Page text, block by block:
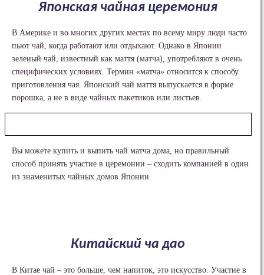
Японская чайная церемония
В Америке и во многих других местах по всему миру люди часто
пьют чай, когда работают или отдыхают. Однако в Японии
зеленый чай, известный как маття (матча), употребляют в очень
специфических условиях. Термин «матча» относится к способу
приготовления чая. Японский чай маття выпускается в форме
порошка, а не в виде чайных пакетиков или листьев.
Вы можете купить и выпить чай матча дома, но правильный
способ принять участие в церемонии – сходить компанией в один
из знаменитых чайных домов Японии.
Китайский ча дао
В Китае чай – это больше, чем напиток, это искусство. Участие в